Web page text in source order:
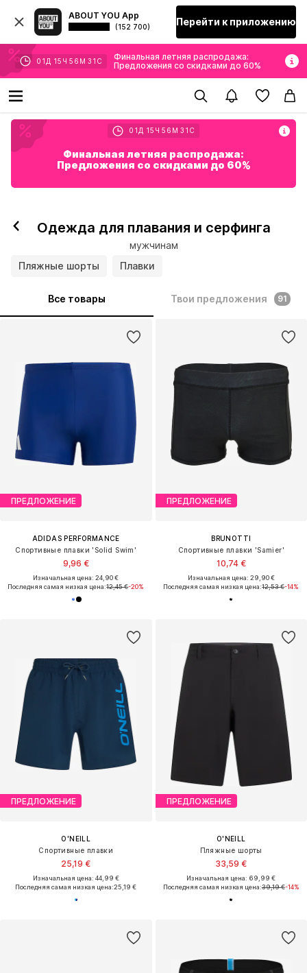
ABOUT YOU App
(152 700) Перейти к приложению
01 Д 15 Ч 56 М 31 С
Финальная летняя распродажа:
Предложения со скидками до 60%
01 Д 15 Ч 56 М 31 С
Финальная летняя распродажа:
Предложения со скидками до 60%
Одежда для плавания и серфинга
мужчинам
Пляжные шорты
Плавки
Все товары Твои предложения 91
ПРЕДЛОЖЕНИЕ
ADIDAS PERFORMANCE
Спортивные плавки 'Solid Swim'
9,96 €
Изначальная цена: 24,90 €
Последняя самая низкая цена:12,45 €-20%
ПРЕДЛОЖЕНИЕ
BRUNOTTI
Спортивные плавки 'Samier'
10,74 €
Изначальная цена: 29,90 €
Последняя самая низкая цена:12,53 €-14%
ПРЕДЛОЖЕНИЕ
O'NEILL
Спортивные плавки
25,19 €
Изначальная цена: 44,99 €
Последняя самая низкая цена:25,19 €
ПРЕДЛОЖЕНИЕ
O'NEILL
Пляжные шорты
33,59 €
Изначальная цена: 69,99 €
Последняя самая низкая цена:39,19 €-14%